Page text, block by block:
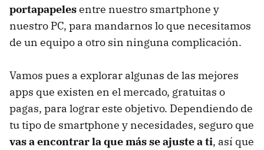
portapapelesentre nuestro smartphone y
nuestro PC, para mandarnos lo que necesitamos
de un equipo a otro sin ninguna complicación.
Vamos pues a explorar algunas de las mejores
apps que existen en el mercado, gratuitas o
pagas, para lograr este objetivo. Dependiendo de
tu tipo de smartphone y necesidades, seguro que
vas a encontrar la que más se ajuste a ti, así que